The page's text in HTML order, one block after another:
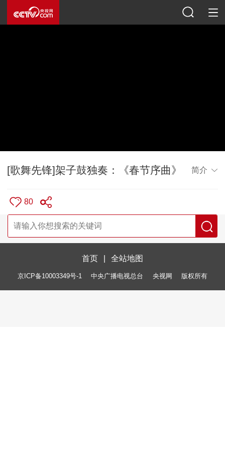
[歌舞先锋]架子鼓独奏：《春节序曲》 简介
80
首页 全站地图
京ICP备10003349号-1 中央广播电视总台 央视网 版权所有